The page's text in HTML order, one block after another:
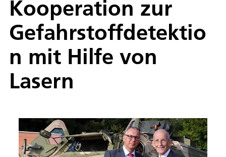
Kooperation zur
Gefahrstoffdetektio
n mit Hilfe von
Lasern